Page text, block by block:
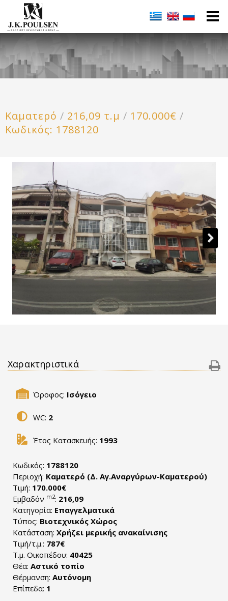
Καματερό / 216,09 τ.μ / 170.000€ /
Κωδικός: 1788120
Χαρακτηριστικά
Όροφος: Ισόγειο
WC: 2
Έτος Κατασκευής: 1993
Κωδικός: 1788120
Περιοχή: Καματερό (Δ. Αγ.Αναργύρων-Καματερού)
Τιμή: 170.000€
Εμβαδόν m2: 216,09
Κατηγορία: Επαγγελματικά
Τύπος: Βιοτεχνικός Χώρος
Κατάσταση: Χρήζει μερικής ανακαίνισης
Τιμή/τ.μ.: 787€
Τ.μ. Οικοπέδου: 40425
Θέα: Αστικό τοπίο
Θέρμανση: Αυτόνομη
Επίπεδα: 1